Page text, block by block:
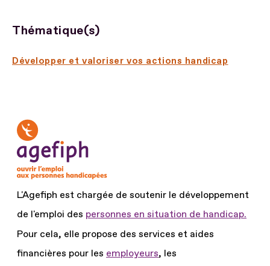
Thématique(s)
Développer et valoriser vos actions handicap
L'Agefiph est chargée de soutenir le développement
de l'emploi des personnes en situation de handicap.
Pour cela, elle propose des services et aides
financières pour les employeurs, les